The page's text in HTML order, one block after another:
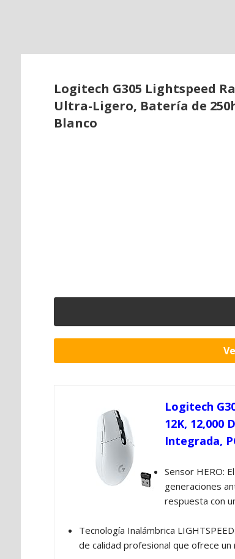
Logitech G305 Lightspeed
Ultra-Ligero, Batería de
Blanco
Logitech
12K, 12,000
Integrada,
Sensor HERO:
generaciones
respuesta con
Tecnología Inalámbrica
de calidad profesional que ofrece